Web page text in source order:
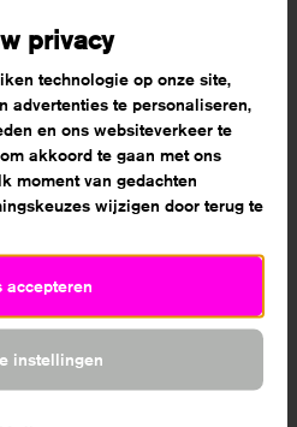
privacy
technologie op onze site,
advertenties te personaliseren,
en ons websiteverkeer te
akkoord te gaan met ons
moment van gedachten
wijzigen door terug te
accepteren
instellingen